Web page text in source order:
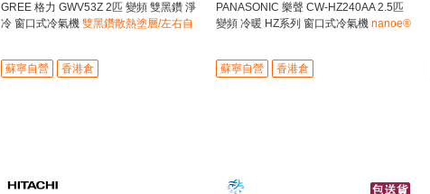
GREE 格力 GWV53Z 2匹 變頻 雙黑鑽 淨
冷 窗口式冷氣機 雙黑鑽散熱塗層/左右自
蘇寧自營 香港倉
PANASONIC 樂聲 CW-HZ240AA 2.5匹
變頻 冷暖 HZ系列 窗口式冷氣機 nanoe®
蘇寧自營 香港倉